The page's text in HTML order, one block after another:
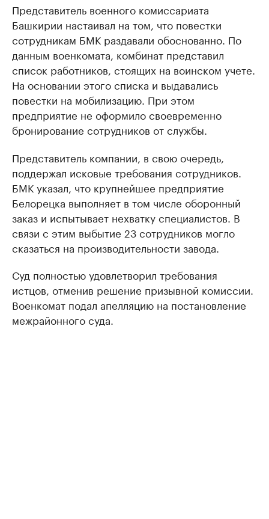
Представитель военного комиссариата
Башкирии настаивал на том, что повестки
сотрудникам БМК раздавали обоснованно. По
данным военкомата, комбинат представил
список работников, стоящих на воинском учете.
На основании этого списка и выдавались
повестки на мобилизацию. При этом
предприятие не оформило своевременно
бронирование сотрудников от службы.
Представитель компании, в свою очередь,
поддержал исковые требования сотрудников.
БМК указал, что крупнейшее предприятие
Белорецка выполняет в том числе оборонный
заказ и испытывает нехватку специалистов. В
связи с этим выбытие 23 сотрудников могло
сказаться на производительности завода.
Суд полностью удовлетворил требования
истцов, отменив решение призывной комиссии.
Военкомат подал апелляцию на постановление
межрайонного суда.